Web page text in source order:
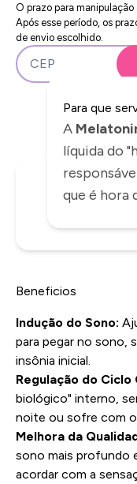
O prazo para manipulação
Após esse período, os
de envio escolhido.
Para que
A
líquida do
que é hora
Beneficios
Indução do Sono:
para pegar no sono,
insônia inicial.
Regulação do Ciclo
biológico" interno,
noite ou sofre com o
Melhora da
sono mais profundo
acordar com a